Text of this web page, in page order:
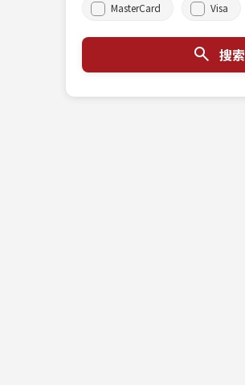
MasterCard Visa
搜索